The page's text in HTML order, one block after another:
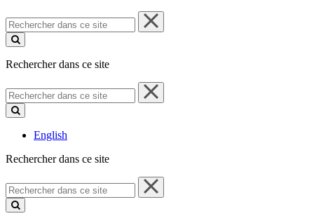
Rechercher
dans
ce
Rechercher dans ce site
Rechercher
dans
ce
English
Rechercher dans ce site
Rechercher
dans
ce